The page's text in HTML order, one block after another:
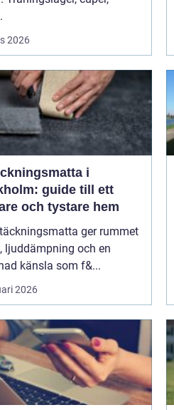
2026
i
guide till ett
och tystare hem
ger rummet
ljuddämpning och en
känsla som f&...
2026